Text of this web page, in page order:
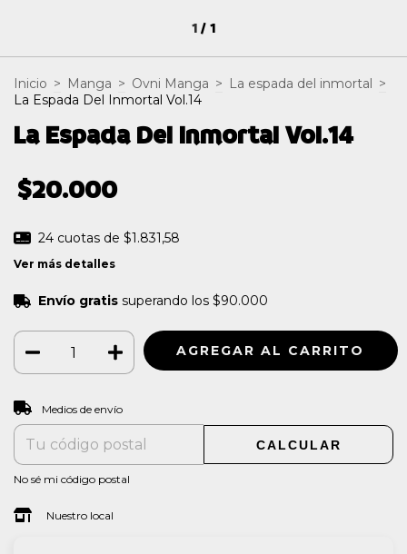
1/1
Inicio > Manga > Ovni Manga > La espada del inmortal >
La Espada Del Inmortal Vol.14
La Espada Del Inmortal Vol.14
$20.000
24 cuotas de $1.831,58
Ver más detalles
Envío gratis superando los $90.000
Entregas para el CP:
Medios de envío
CALCULAR
No sé mi código postal
Nuestro local